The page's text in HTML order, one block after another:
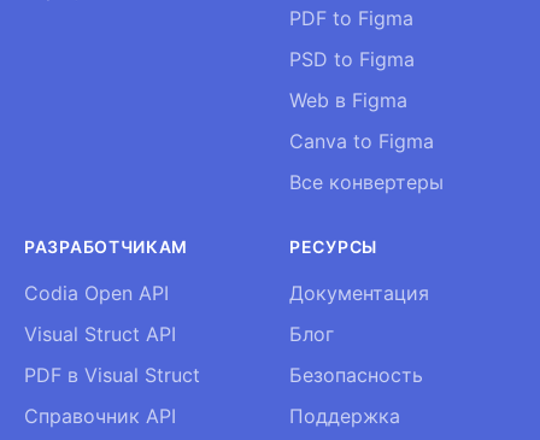
PDF to Figma
PSD to Figma
Web в Figma
Canva to Figma
Все конвертеры
РАЗРАБОТЧИКАМ
Codia Open API
Visual Struct API
PDF в Visual Struct
Справочник API
РЕСУРСЫ
Документация
Блог
Безопасность
Поддержка